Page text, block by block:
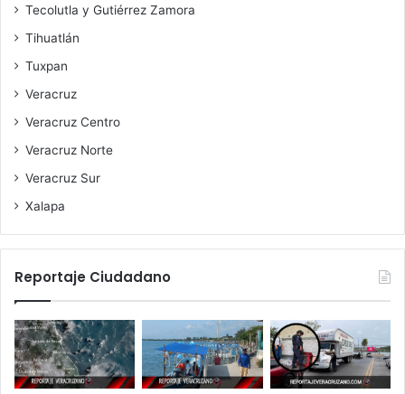
Tecolutla y Gutiérrez Zamora
Tihuatlán
Tuxpan
Veracruz
Veracruz Centro
Veracruz Norte
Veracruz Sur
Xalapa
Reportaje Ciudadano